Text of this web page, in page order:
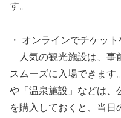
す。
・ オンラインでチケッ
人気の観光施設は、事
スムーズに入場できます
や「温泉施設」などは、
を購入しておくと、当日